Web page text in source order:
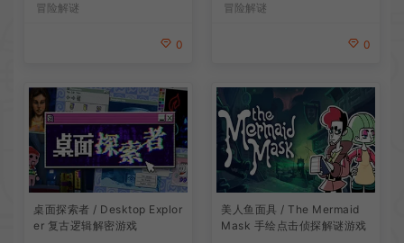
冒险解谜
0
冒险解谜
0
桌面探索者 / Desktop Explor
er 复古逻辑解密游戏
美人鱼面具 / The Mermaid
Mask 手绘点击侦探解谜游戏